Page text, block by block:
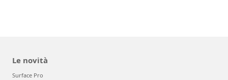
Le novità
Surface Pro